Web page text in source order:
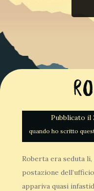
Pubblicato il
Roberta era seduta
postazione
appariva quasi